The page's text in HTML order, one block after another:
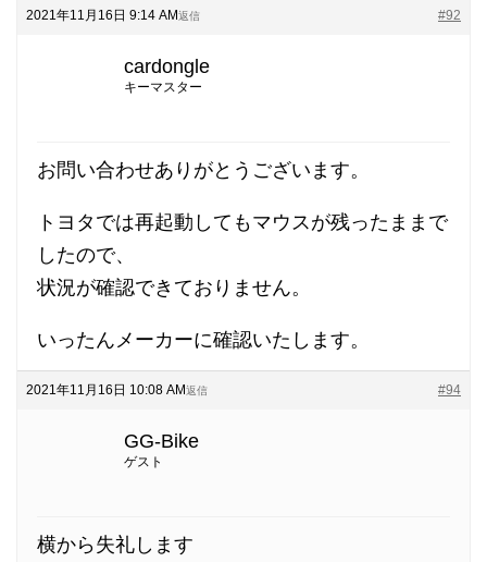
2021年11月16日 9:14 AM #92
返信
cardongle
キーマスター
お問い合わせありがとうございます。
トヨタでは再起動してもマウスが残ったままで
したので、
状況が確認できておりません。
いったんメーカーに確認いたします。
2021年11月16日 10:08 AM #94
返信
GG-Bike
ゲスト
横から失礼します